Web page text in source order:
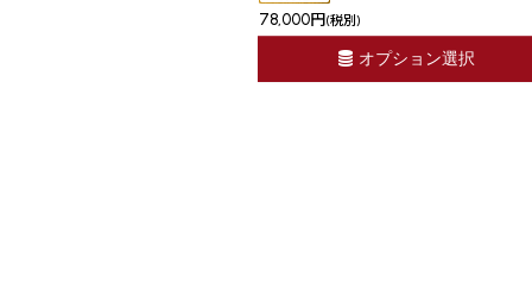
78,000円 (税別)
オプション選択